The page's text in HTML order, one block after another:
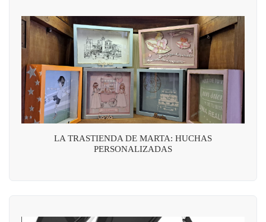
LA TRASTIENDA DE MARTA: HUCHAS
PERSONALIZADAS